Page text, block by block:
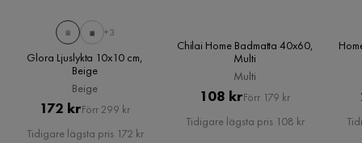
+3
Glora Ljuslykta 10x10 cm,
Beige
Beige
Pris
172 krOriginal
Pris
Förr 299 kr
Tidigare lägsta pris 172 kr
Chilai Home Badmatta 40x60,
Multi
Multi
Pris
108 krOriginal
Pris
Förr 179 kr
Tidigare lägsta pris 108 kr